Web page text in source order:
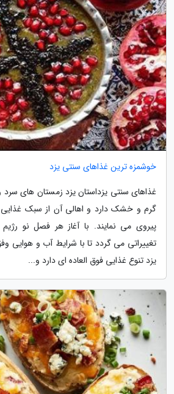
خوشمزه ترین غذاهای سنتی یزد
غذاهای سنتی یزداستان یزد زمستان های
گرم و خشک دارد و اهالی آن از سبک غذایی
پیروی می نمایند. با آغاز هر فصل نو
تغییراتی می گردد تا با شرایط آب و هوایی
یزد تنوع غذایی فوق العاده ای دارد و...